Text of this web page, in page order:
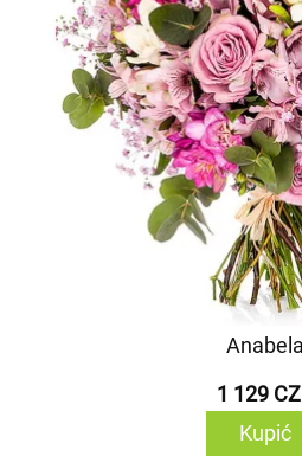
Anabela
1 129
Kupić